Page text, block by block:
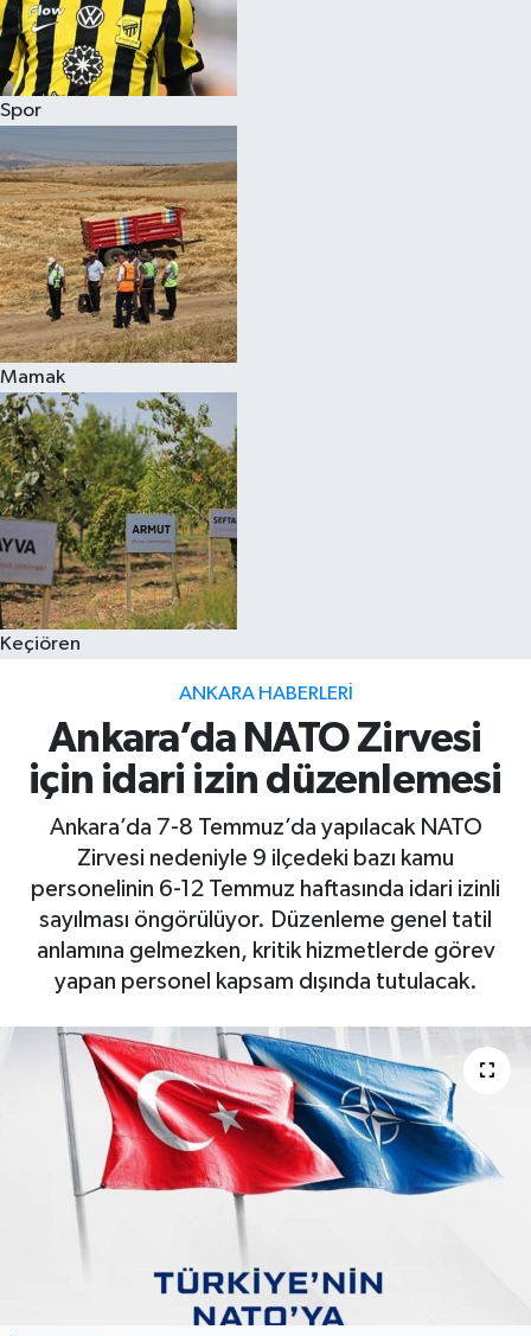
Spor
Mamak
Keçiören
ANKARA HABERLERI
Ankara’da NATO Zirvesi
için idari izin düzenlemesi
Ankara’da 7-8 Temmuz’da yapılacak NATO
Zirvesi nedeniyle 9 ilçedeki bazı kamu
personelinin 6-12 Temmuz haftasında idari izinli
sayılması öngörülüyor. Düzenleme genel tatil
anlamına gelmezken, kritik hizmetlerde görev
yapan personel kapsam dışında tutulacak.